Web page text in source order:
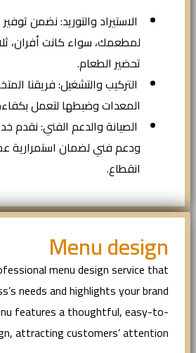
الاستيراد والتوريد: نضمن
لمطعمك، سواء كانت أفران،
تحضير الطعام.
التركيب والتشغيل: فريقنا
المعدات وضبطها لتعمل
الصيانة والدعم الفني: نقدم
ودعم فني لضمان
انقطاع.
Menu design
menu design service that
needs and highlights your brand
features a thoughtful, easy-to-
attracting customers’ attention.